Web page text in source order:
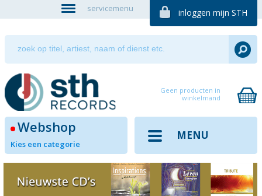
servicemenu inloggen mijn STH
Geen producten in
winkelmand
Webshop
Kies een categorie
MENU